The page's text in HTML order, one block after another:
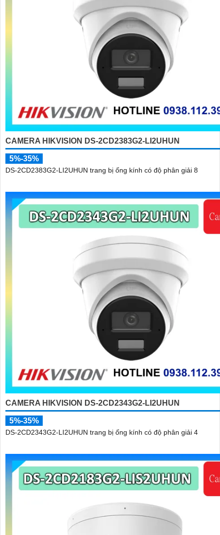
CAMERA HIKVISION DS-2CD2383G2-LI2UHUN
5%-35%
DS-2CD2383G2-LI2UHUN trang bị ống kính có độ phân giải 8
CAMERA HIKVISION DS-2CD2343G2-LI2UHUN
5%-35%
DS-2CD2343G2-LI2UHUN trang bị ống kính có độ phân giải 4